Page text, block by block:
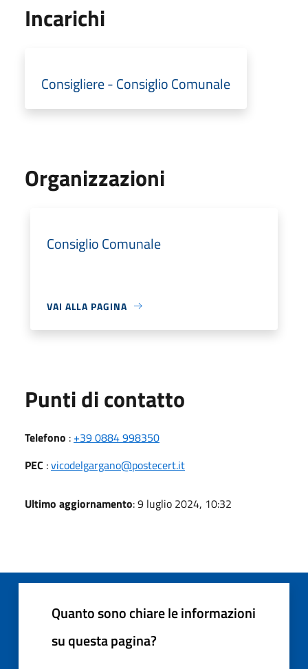
Incarichi
Consigliere - Consiglio Comunale
Organizzazioni
Consiglio Comunale
VAI ALLA PAGINA
Punti di contatto
Telefono : +39 0884 998350
PEC :vicodelgargano@postecert.it
Ultimo aggiornamento: 9 luglio 2024, 10:32
Quanto sono chiare le informazioni
su questa pagina?